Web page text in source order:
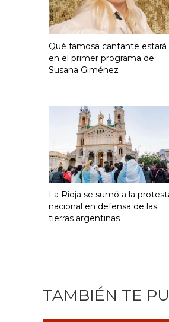
Qué famosa cantante estará
en el primer programa de
Susana Giménez
La Rioja se sumó a la
nacional en defensa de las
tierras argentinas
TAMBIÉN TE